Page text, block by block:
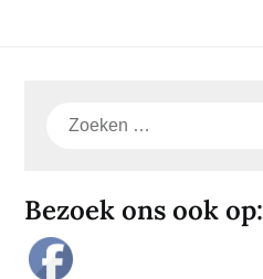
Zoeken
Bezoek ons ook op: